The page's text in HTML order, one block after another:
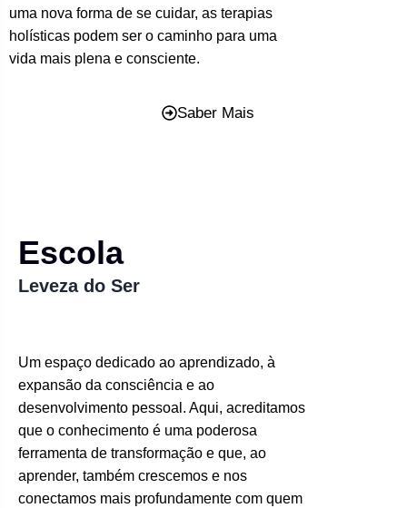
uma nova forma de se cuidar, as terapias
holísticas podem ser o caminho para uma
vida mais plena e consciente.
Saber Mais
Escola
Leveza do Ser
Um espaço dedicado ao aprendizado, à
expansão da consciência e ao
desenvolvimento pessoal. Aqui, acreditamos
que o conhecimento é uma poderosa
ferramenta de transformação e que, ao
aprender, também crescemos e nos
conectamos mais profundamente com quem